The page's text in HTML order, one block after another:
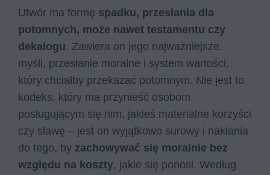
Utwór ma formę spadku, przesłania dla
potomnych, może nawet testamentu czy
dekalogu. Zawiera on jego najważniejsze,
myśli, przesłanie moralne i system wartości,
który chciałby przekazać potomnym. Nie jest to
kodeks, który ma przynieść osobom
posługującym się nim, jakieś materialne korzyści
czy sławę – jest on wyjątkowo surowy i nakłania
do tego, by zachowywać się moralnie bez
względu na koszty, jakie się ponosi. Według